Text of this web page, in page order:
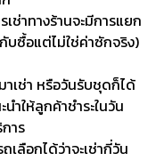
เช่าทางร้านจะมีการแยก
บซื้อแต่ไม่ใช่ค่าซักจริง)
เช่า หรือวันรับชุดก็ได้
ำให้ลูกค้าชำระในวัน
าร
เลือกได้ว่าจะเช่ากี่วัน